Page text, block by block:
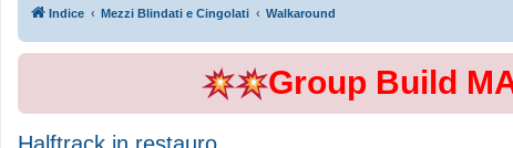
Indice Mezzi Blindati e Cingolati Walkaround
Group Build